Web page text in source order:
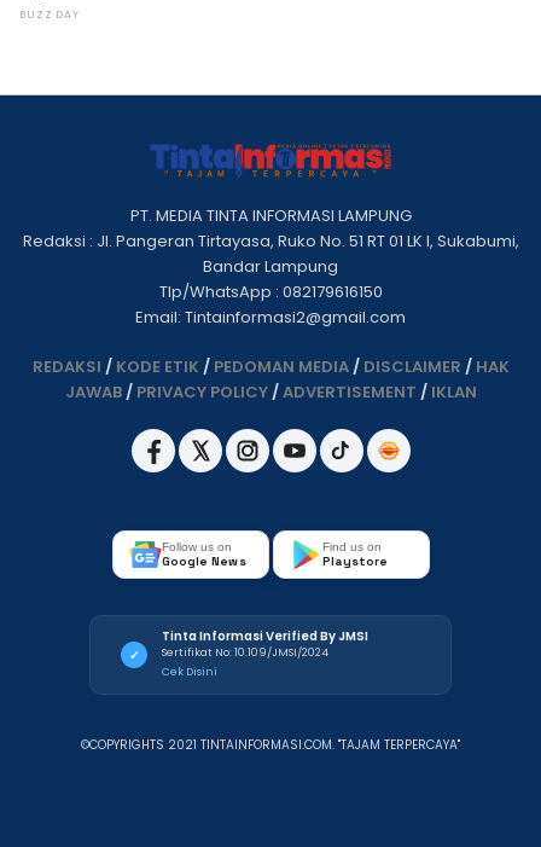
PT. MEDIA TINTA INFORMASI LAMPUNG
Redaksi : Jl. Pangeran Tirtayasa, Ruko No. 51 RT 01 LK I, Sukabumi,
Bandar Lampung
Tlp/WhatsApp : 082179616150
Email: Tintainformasi2@gmail.com
REDAKSI / KODE ETIK / PEDOMAN MEDIA/ DISCLAIMER / HAK
JAWAB/ PRIVACY POLICY/ADVERTISEMENT / IKLAN
Follow us on
Google News
Find us on
Playstore
✓
Tinta Informasi Verified By JMSI
Sertifikat No: 10.109/JMSI/2024
Cek Disini
©COPYRIGHTS 2021 TINTAINFORMASI.COM. "TAJAM TERPERCAYA"